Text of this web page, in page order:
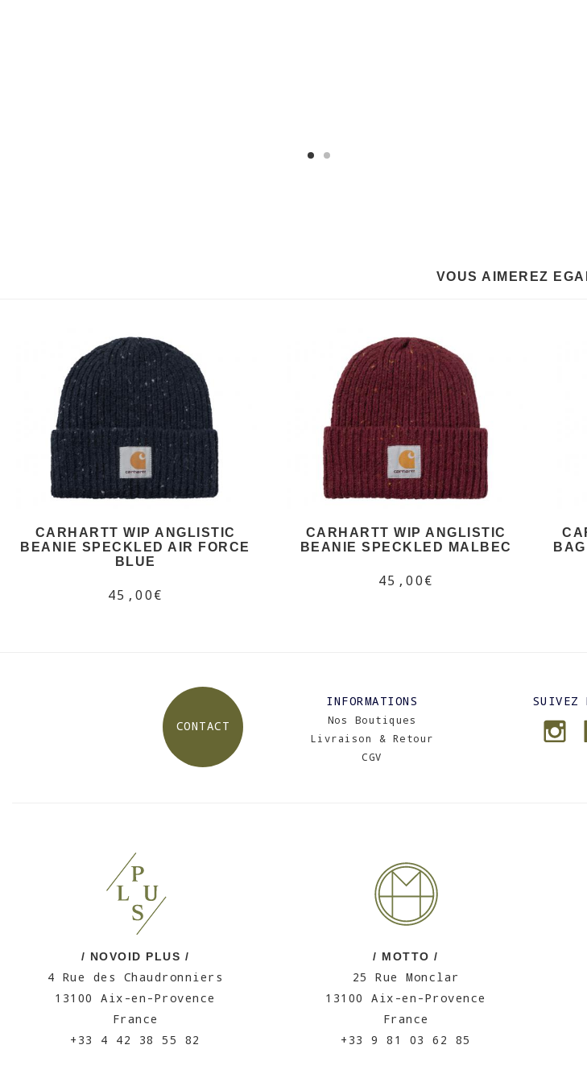
VOUS AIMEREZ
CARHARTT WIP ANGLISTIC
BEANIE SPECKLED AIR FORCE
BLUE
45,00€
CARHARTT WIP ANGLISTIC
BEANIE SPECKLED MALBEC
45,00€
CONTACT
INFORMATIONS
Nos Boutiques
Livraison & Retour
CGV
SUIVEZ
/ NOVOID PLUS /
4 Rue des Chaudronniers
13100 Aix-en-Provence
France
+33 4 42 38 55 82
/ MOTTO /
25 Rue Monclar
13100 Aix-en-Provence
France
+33 9 81 03 62 85